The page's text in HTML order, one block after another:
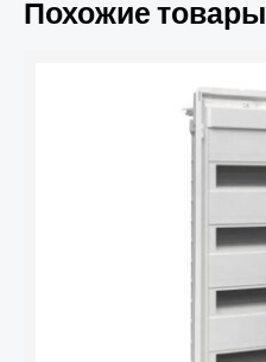
Похожие товары